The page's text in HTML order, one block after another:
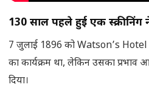
130 साल पहले हुई एक
7 जुलाई 1896 को Watson’s Hotel
का कार्यक्रम था, लेकिन उसका प्रभाव
दिया।